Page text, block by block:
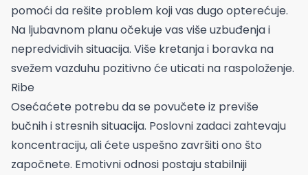
pomoći da rešite problem koji vas dugo opterećuje.
Na ljubavnom planu očekuje vas više uzbuđenja i
nepredvidivih situacija. Više kretanja i boravka na
svežem vazduhu pozitivno će uticati na raspoloženje.
Ribe
Osećaćete potrebu da se povučete iz previše
bučnih i stresnih situacija. Poslovni zadaci zahtevaju
koncentraciju, ali ćete uspešno završiti ono što
započnete. Emotivni odnosi postaju stabilniji